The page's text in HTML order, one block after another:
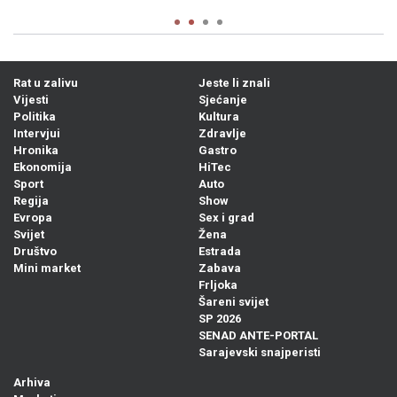
Rat u zalivu
Vijesti
Politika
Intervjui
Hronika
Ekonomija
Sport
Regija
Evropa
Svijet
Društvo
Mini market
Jeste li znali
Sjećanje
Kultura
Zdravlje
Gastro
HiTec
Auto
Show
Sex i grad
Žena
Estrada
Zabava
Frljoka
Šareni svijet
SP 2026
SENAD ANTE-PORTAL
Sarajevski snajperisti
Arhiva